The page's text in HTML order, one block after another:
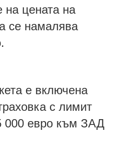
цената на
се намалява
е включена
с лимит
000 евро към ЗАД